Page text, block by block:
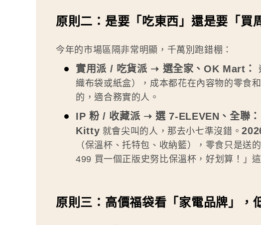
原則二：是要「吃東西」還是要「買
今年的市場區隔非常明顯，千萬別跑錯棚：
實用派 / 吃貨派 ➝ 選全家、OK Mart：
織布袋或紙盒），成本都花在內容物的零食
的，適合務實的人。
IP 粉 / 收藏派 ➝ 選 7-ELEVEN、全聯：
Kitty 就會尖叫的人，那去小七準沒錯。
（保溫杯、托特包、收納籃），零食只是送
499 買一個正版史努比保溫杯，好划算！」
原則三：高價福袋看「家電品牌」，